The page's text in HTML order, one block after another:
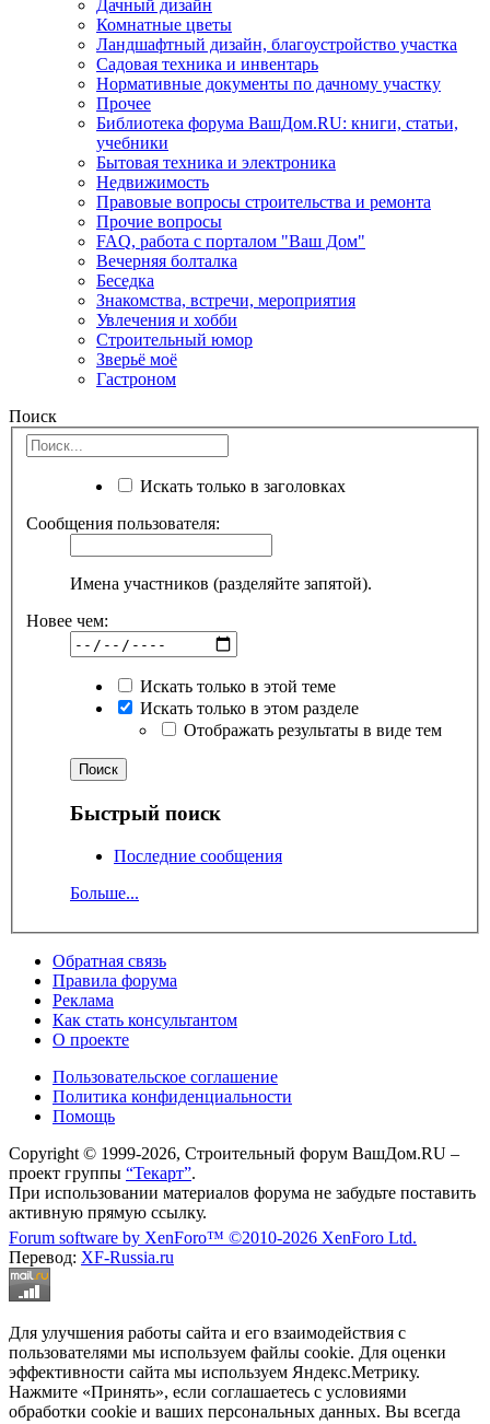
Дачный дизайн
Комнатные цветы
Ландшафтный дизайн, благоустройство участка
Садовая техника и инвентарь
Нормативные документы по дачному участку
Прочее
Библиотека форума ВашДом.RU: книги, статьи,
учебники
Бытовая техника и электроника
Недвижимость
Правовые вопросы строительства и ремонта
Прочие вопросы
FAQ, работа с порталом "Ваш Дом"
Вечерняя болталка
Беседка
Знакомства, встречи, мероприятия
Увлечения и хобби
Строительный юмор
Зверьё моё
Гастроном
Поиск
Искать только в заголовках
Сообщения пользователя:
Имена участников (разделяйте запятой).
Новее чем:
Искать только в этой теме
Искать только в этом разделе
Отображать результаты в виде тем
Быстрый поиск
Последние сообщения
Больше...
Обратная связь
Правила форума
Реклама
Как стать консультантом
О проекте
Пользовательское соглашение
Политика конфиденциальности
Помощь
Copyright © 1999-2026, Строительный форум ВашДом.RU –
проект группы “Текарт”.
При использовании материалов форума не забудьте поставить
активную прямую ссылку.
Forum software by XenForo™ ©2010-2026 XenForo Ltd.
Перевод: XF-Russia.ru
Для улучшения работы сайта и его взаимодействия с
пользователями мы используем файлы cookie. Для оценки
эффективности сайта мы используем Яндекс.Метрику.
Нажмите «Принять», если соглашаетесь с условиями
обработки cookie и ваших персональных данных. Вы всегда